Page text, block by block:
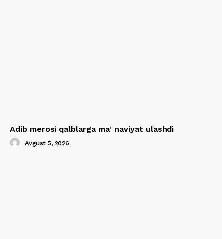
Adib merosi qalblarga maʼnaviyat ulashdi
Avgust 5, 2026